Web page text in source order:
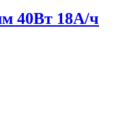
40Вт 18А/ч